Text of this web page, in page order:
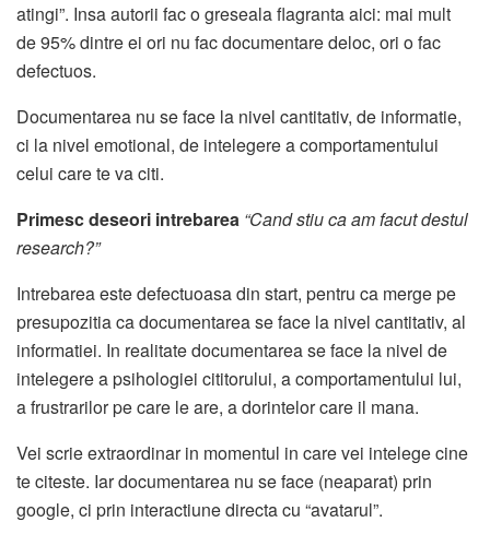
atingi”. Insa autorii fac o greseala flagranta aici: mai mult
de 95% dintre ei ori nu fac documentare deloc, ori o fac
defectuos.
Documentarea nu se face la nivel cantitativ, de informatie,
ci la nivel emotional, de intelegere a comportamentului
celui care te va citi.
Primesc deseori intrebarea “Cand stiu ca am facut destul
research?”
Intrebarea este defectuoasa din start, pentru ca merge pe
presupozitia ca documentarea se face la nivel cantitativ, al
informatiei. In realitate documentarea se face la nivel de
intelegere a psihologiei cititorului, a comportamentului lui,
a frustrarilor pe care le are, a dorintelor care il mana.
Vei scrie extraordinar in momentul in care vei intelege cine
te citeste. Iar documentarea nu se face (neaparat) prin
google, ci prin interactiune directa cu “avatarul”.